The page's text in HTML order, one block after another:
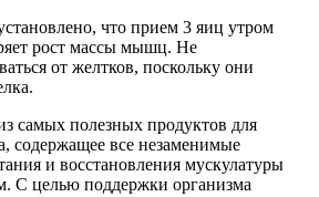
что прием 3 яиц утром
рост массы мышц. Не
от желтков, поскольку они
самых полезных продуктов для
содержащее все незаменимые
и восстановления мускулатуры
С целью поддержки организма